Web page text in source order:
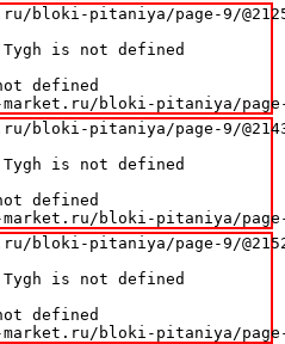
bloki-pitaniya/page-9/
Tygh is not defined
defined
bloki-pitaniya/
bloki-pitaniya/page-9/
Tygh is not defined
defined
bloki-pitaniya/
bloki-pitaniya/page-9/
Tygh is not defined
defined
bloki-pitaniya/